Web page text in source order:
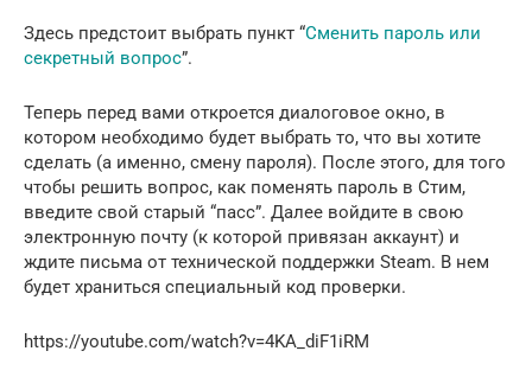
Здесь предстоит выбрать пункт “Сменить пароль или
секретный вопрос”.
Теперь перед вами откроется диалоговое окно, в
котором необходимо будет выбрать то, что вы хотите
сделать (а именно, смену пароля). После этого, для того
чтобы решить вопрос, как поменять пароль в Стим,
введите свой старый “пасс”. Далее войдите в свою
электронную почту (к которой привязан аккаунт) и
ждите письма от технической поддержки Steam. В нем
будет храниться специальный код проверки.
https://youtube.com/watch?v=4KA_diF1iRM